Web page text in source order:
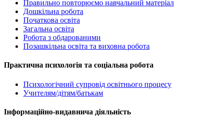
Правильно повторюємо навчальний матеріал
Дошкільна робота
Початкова освіта
Загальна освіта
Робота з обдарованими
Позашкільна освіта та виховна робота
Практична психологія та соціальна робота
Психологічний супровід освітнього процесу
Учителям/дітям/батькам
Інформаційно-видавнича діяльність